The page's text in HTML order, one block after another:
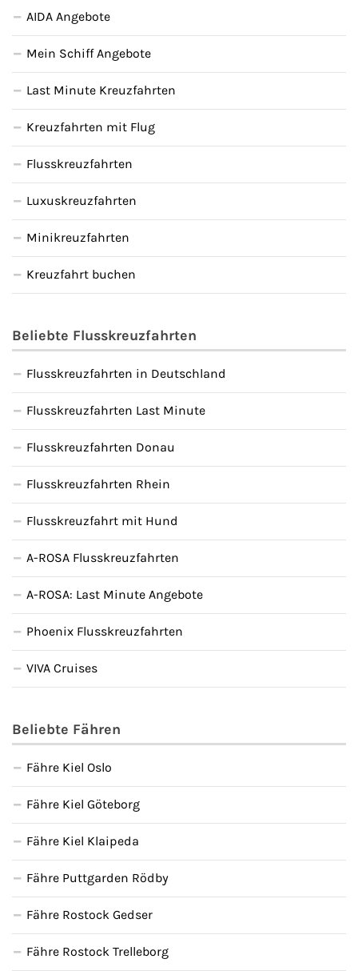
AIDA Angebote
Mein Schiff Angebote
Last Minute Kreuzfahrten
Kreuzfahrten mit Flug
Flusskreuzfahrten
Luxuskreuzfahrten
Minikreuzfahrten
Kreuzfahrt buchen
Beliebte Flusskreuzfahrten
Flusskreuzfahrten in Deutschland
Flusskreuzfahrten Last Minute
Flusskreuzfahrten Donau
Flusskreuzfahrten Rhein
Flusskreuzfahrt mit Hund
A-ROSA Flusskreuzfahrten
A-ROSA: Last Minute Angebote
Phoenix Flusskreuzfahrten
VIVA Cruises
Beliebte Fähren
Fähre Kiel Oslo
Fähre Kiel Göteborg
Fähre Kiel Klaipeda
Fähre Puttgarden Rödby
Fähre Rostock Gedser
Fähre Rostock Trelleborg